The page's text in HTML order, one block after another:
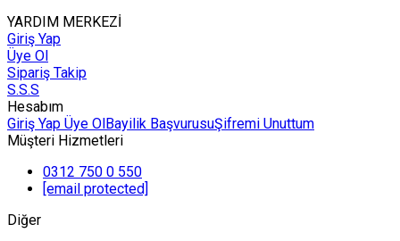
YARDIM MERKEZİ
Giriş Yap
Üye Ol
Sipariş Takip
S.S.S
Hesabım
Giriş Yap Üye OlBayilik BaşvurusuŞifremi Unuttum
Müşteri Hizmetleri
0312 750 0 550
[email protected]
Diğer